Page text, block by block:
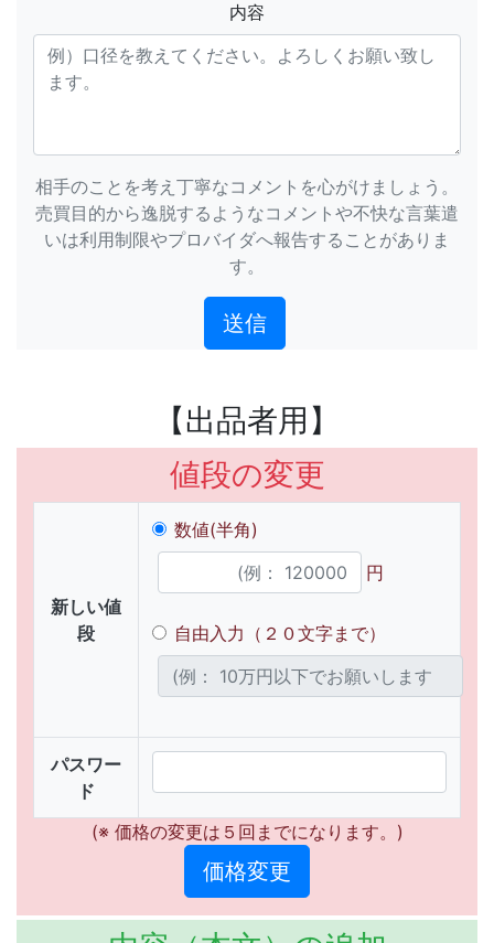
内容
相手のことを考え丁寧なコメントを心がけましょう。
売買目的から逸脱するようなコメントや不快な言葉遣
いは利用制限やプロバイダへ報告することがありま
す。
【出品者用】
値段の変更
新しい値
段
数値(半角)
円
自由入力（２０文字まで）
パスワー
ド
(※ 価格の変更は５回までになります。)